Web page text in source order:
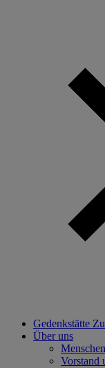
Gedenkstätte
Über uns
Vorstand